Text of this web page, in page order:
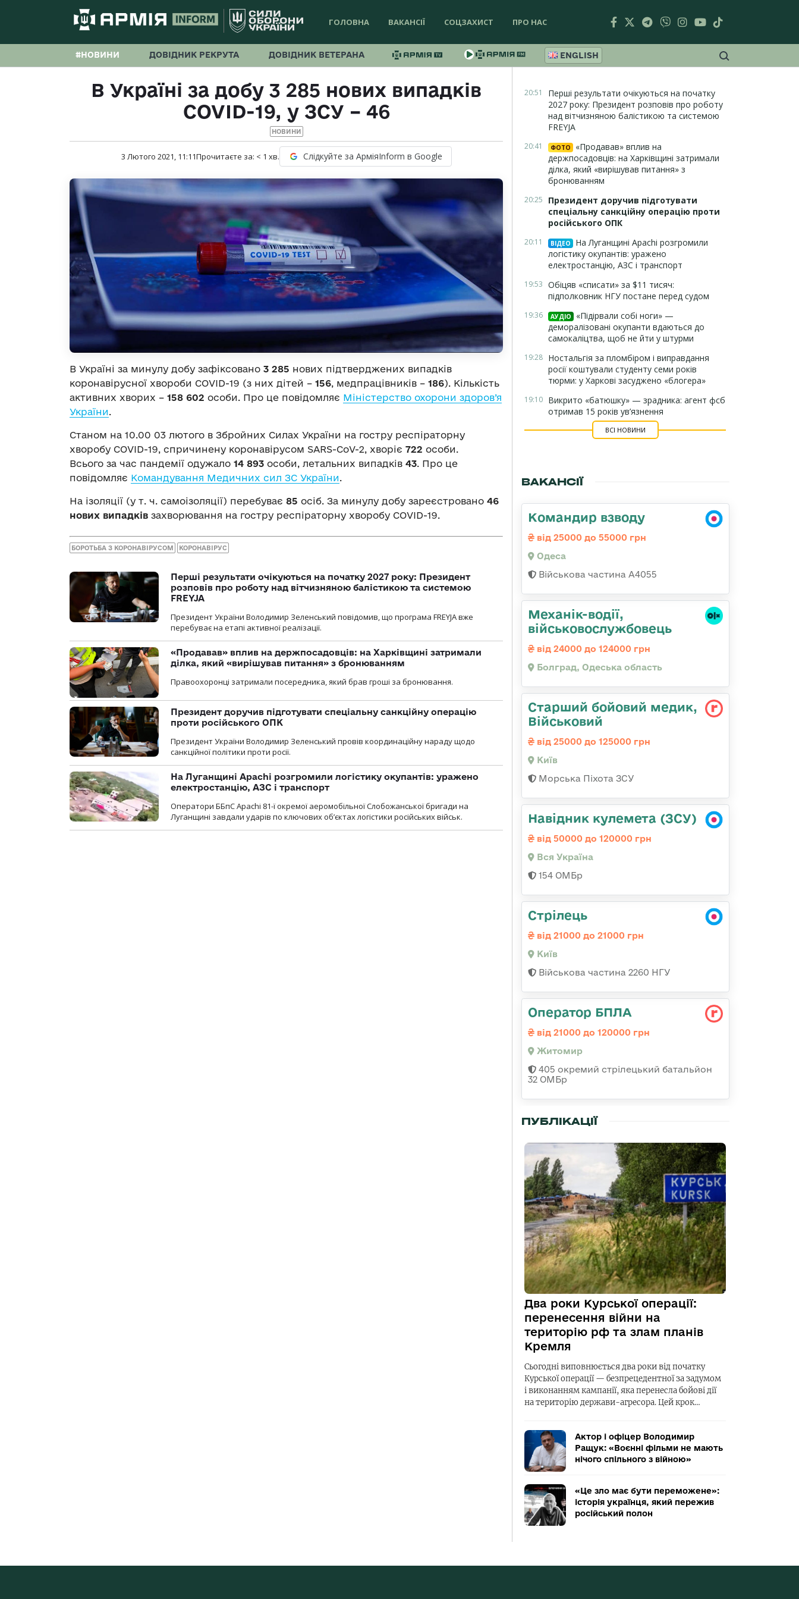
ГОЛОВНА ВАКАНСІЇ СОЦЗАХИСТ ПРО НАС
#НОВИНИ ДОВІДНИК РЕКРУТА ДОВІДНИК ВЕТЕРАНА ENGLISH
В Україні за добу 3 285 нових випадків
COVID-19, у ЗСУ – 46
НОВИНИ
3 Лютого 2021, 11:11Прочитаєте за: < 1 хв. Слідкуйте за АрміяInform в Google
В Україні за минулу добу зафіксовано 3 285 нових підтверджених випадків
коронавірусної хвороби COVID-19 (з них дітей – 156, медпрацівників – 186). Кількість
активних хворих – 158 602 особи. Про це повідомляє Міністерство охорони здоров’я
України.
Станом на 10.00 03 лютого в Збройних Силах України на гостру респіраторну
хворобу COVID-19, спричинену коронавірусом SARS-CoV-2, хворіє 722 особи.
Всього за час пандемії одужало 14 893 особи, летальних випадків 43. Про це
повідомляє Командування Медичних сил ЗС України.
На ізоляції (у т. ч. самоізоляції) перебуває 85 осіб. За минулу добу зареєстровано 46
нових випадків захворювання на гостру респіраторну хворобу COVID-19.
БОРОТЬБА З КОРОНАВІРУСОМ КОРОНАВІРУС
Перші результати очікуються на початку 2027 року: Президент
розповів про роботу над вітчизняною балістикою та системою
FREYJA
Президент України Володимир Зеленський повідомив, що програма FREYJA вже
перебуває на етапі активної реалізації.
«Продавав» вплив на держпосадовців: на Харківщині затримали
ділка, який «вирішував питання» з бронюванням
Правоохоронці затримали посередника, який брав гроші за бронювання.
Президент доручив підготувати спеціальну санкційну операцію
проти російського ОПК
Президент України Володимир Зеленський провів координаційну нараду щодо
санкційної політики проти росії.
На Луганщині Apachi розгромили логістику окупантів: уражено
електростанцію, АЗС і транспорт
Оператори ББпС Apachi 81-ї окремої аеромобільної Слобожанської бригади на
Луганщині завдали ударів по ключових об’єктах логістики російських військ.
20:51
Перші результати очікуються на початку
2027 року: Президент розповів про роботу
над вітчизняною балістикою та системою
FREYJA
20:41 ФОТО
«Продавав» вплив на
держпосадовців: на Харківщині затримали
ділка, який «вирішував питання» з
бронюванням
20:25
Президент доручив підготувати
спеціальну санкційну операцію проти
російського ОПК
20:11 ВІДЕО
На Луганщині Apachi розгромили
логістику окупантів: уражено
електростанцію, АЗС і транспорт
19:53 Обіцяв «списати» за $11 тисяч:
підполковник НГУ постане перед судом
19:36 АУДІО
«Підірвали собі ноги» —
деморалізовані окупанти вдаються до
самокаліцтва, щоб не йти у штурми
19:28 Ностальгія за пломбіром і виправдання
росії коштували студенту семи років
тюрми: у Харкові засуджено «блогера»
19:10 Викрито «батюшку» — зрадника: агент фсб
отримав 15 років ув’язнення
ВСІ НОВИНИ
ВАКАНСІЇ
Командир взводу
від 25000 до 55000 грн
Одеса
Військова частина А4055
Механік-водії,
військовослужбовець
від 24000 до 124000 грн
Болград, Одеська область
Старший бойовий медик,
Військовий
від 25000 до 125000 грн
Київ
Морська Піхота ЗСУ
Навідник кулемета (ЗСУ)
від 50000 до 120000 грн
Вся Україна
154 ОМБр
Стрілець
від 21000 до 21000 грн
Київ
Військова частина 2260 НГУ
Оператор БПЛА
від 21000 до 120000 грн
Житомир
405 окремий стрілецький батальйон
32 ОМБр
ПУБЛІКАЦІЇ
Два роки Курської операції:
перенесення війни на
територію рф та злам планів
Кремля
Сьогодні виповнюється два роки від початку
Курської операції — безпрецедентної за задумом
і виконанням кампанії, яка перенесла бойові дії
на територію держави-агресора. Цей крок…
Актор і офіцер Володимир
Ращук: «Воєнні фільми не мають
нічого спільного з війною»
«Це зло має бути переможене»:
історія українця, який пережив
російський полон